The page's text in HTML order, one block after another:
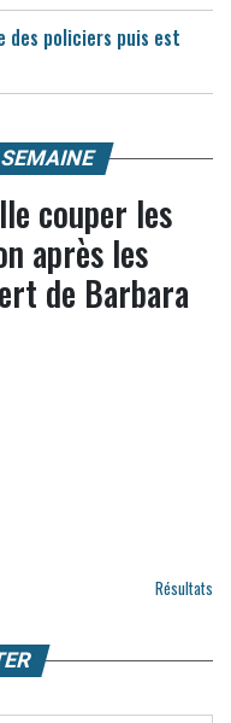
des policiers puis est
couper les
après les
de Barbara
Résultats